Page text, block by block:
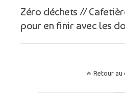
Zéro déchets //
pour en finir avec les
Retour au